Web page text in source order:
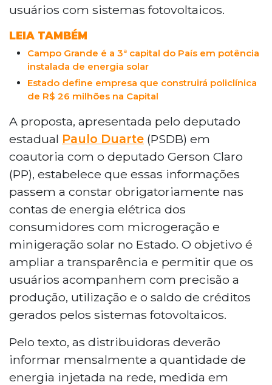
usuários com sistemas fotovoltaicos.
LEIA TAMBÉM
Campo Grande é a 3ª capital do País em potência
instalada de energia solar
Estado define empresa que construirá policlínica
de R$ 26 milhões na Capital
A proposta, apresentada pelo deputado
estadual Paulo Duarte (PSDB) em
coautoria com o deputado Gerson Claro
(PP), estabelece que essas informações
passem a constar obrigatoriamente nas
contas de energia elétrica dos
consumidores com microgeração e
minigeração solar no Estado. O objetivo é
ampliar a transparência e permitir que os
usuários acompanhem com precisão a
produção, utilização e o saldo de créditos
gerados pelos sistemas fotovoltaicos.
Pelo texto, as distribuidoras deverão
informar mensalmente a quantidade de
energia injetada na rede, medida em